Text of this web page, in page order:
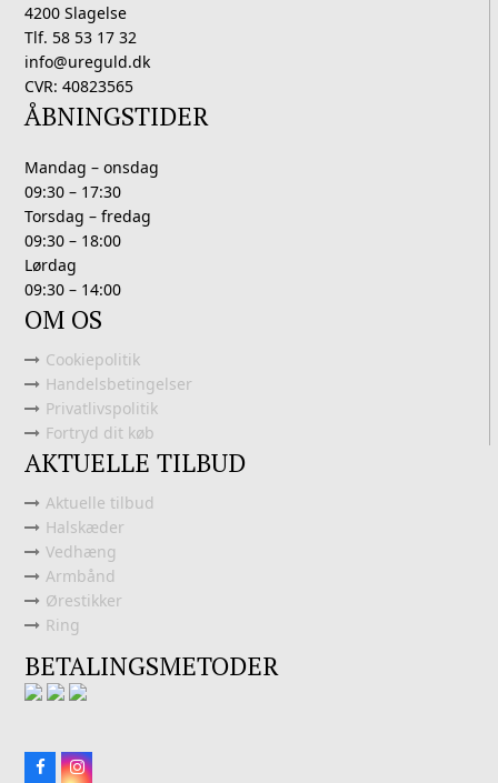
4200 Slagelse
Tlf. 58 53 17 32
info@ureguld.dk
CVR: 40823565
ÅBNINGSTIDER
Mandag – onsdag
09:30 – 17:30
Torsdag – fredag
09:30 – 18:00
Lørdag
09:30 – 14:00
OM OS
Cookiepolitik
Handelsbetingelser
Privatlivspolitik
Fortryd dit køb
AKTUELLE TILBUD
Aktuelle tilbud
Halskæder
Vedhæng
Armbånd
Ørestikker
Ring
BETALINGSMETODER
FacebookInstagram